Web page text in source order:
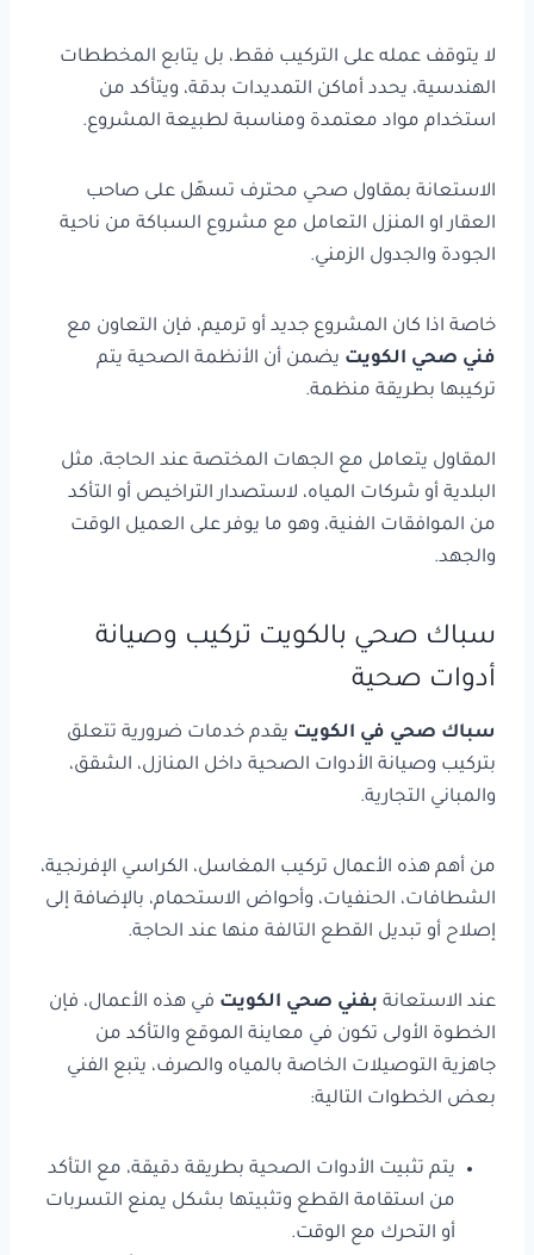
لا يتوقف عمله على التركيب فقط، بل يتابع المخططات
الهندسية، يحدد أماكن التمديدات بدقة، ويتأكد من
استخدام مواد معتمدة ومناسبة لطبيعة المشروع.
الاستعانة بمقاول صحي محترف تسهّل على صاحب
العقار او المنزل التعامل مع مشروع السباكة من ناحية
الجودة والجدول الزمني.
خاصة اذا كان المشروع جديد أو ترميم، فإن التعاون مع
فني صحي الكويت يضمن أن الأنظمة الصحية يتم
تركيبها بطريقة منظمة.
المقاول يتعامل مع الجهات المختصة عند الحاجة، مثل
البلدية أو شركات المياه، لاستصدار التراخيص أو التأكد
من الموافقات الفنية، وهو ما يوفر على العميل الوقت
والجهد.
سباك صحي بالكويت تركيب وصيانة
أدوات صحية
سباك صحي في الكويت يقدم خدمات ضرورية تتعلق
بتركيب وصيانة الأدوات الصحية داخل المنازل، الشقق،
والمباني التجارية.
من أهم هذه الأعمال تركيب المغاسل، الكراسي الإفرنجية،
الشطافات، الحنفيات، وأحواض الاستحمام، بالإضافة إلى
إصلاح أو تبديل القطع التالفة منها عند الحاجة.
عند الاستعانة بفني صحي الكويت في هذه الأعمال، فإن
الخطوة الأولى تكون في معاينة الموقع والتأكد من
جاهزية التوصيلات الخاصة بالمياه والصرف، يتبع الفني
بعض الخطوات التالية:
يتم تثبيت الأدوات الصحية بطريقة دقيقة، مع التأكد
من استقامة القطع وتثبيتها بشكل يمنع التسربات
أو التحرك مع الوقت.